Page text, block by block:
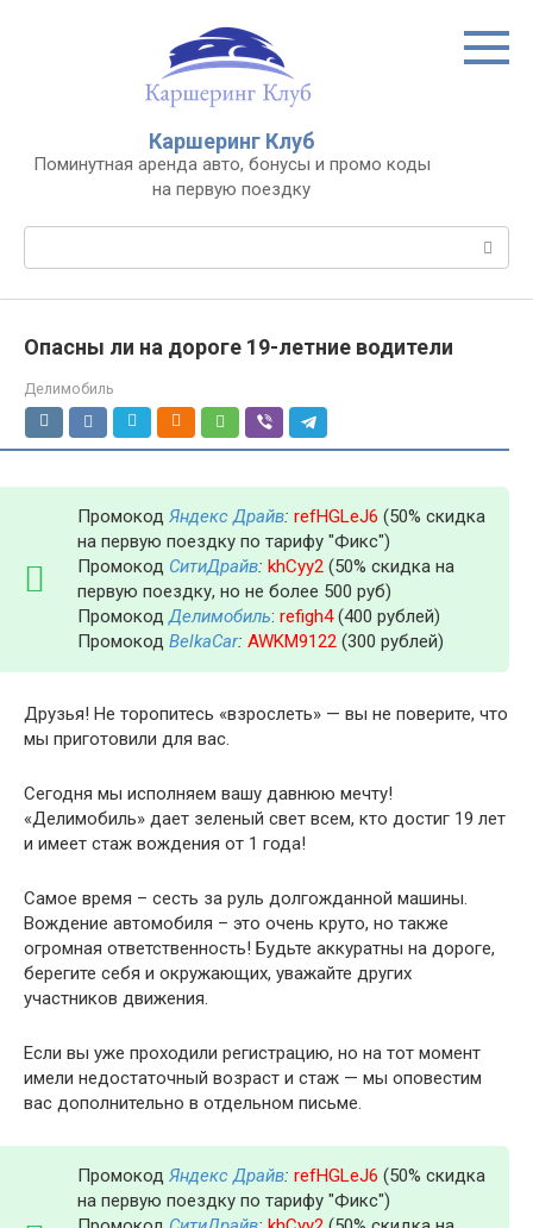
Каршеринг Клуб
Поминутная аренда авто, бонусы и промо коды
на первую поездку
Поиск:
Опасны ли на дороге 19-летние водители
Делимобиль
Промокод Яндекс Драйв: refHGLeJ6 (50% скидка
на первую поездку по тарифу "Фикс")
Промокод СитиДрайв: khCyy2 (50% скидка на
первую поездку, но не более 500 руб)
ПромокодДелимобиль: refigh4(400 рублей)
Промокод BelkaCar: AWKM9122 (300 рублей)
Друзья! Не торопитесь «взрослеть» — вы не поверите, что
мы приготовили для вас.
Сегодня мы исполняем вашу давнюю мечту!
«Делимобиль» дает зеленый свет всем, кто достиг 19 лет
и имеет стаж вождения от 1 года!
Самое время – сесть за руль долгожданной машины.
Вождение автомобиля – это очень круто, но также
огромная ответственность! Будьте аккуратны на дороге,
берегите себя и окружающих, уважайте других
участников движения.
Если вы уже проходили регистрацию, но на тот момент
имели недостаточный возраст и стаж — мы оповестим
вас дополнительно в отдельном письме.
Промокод Яндекс Драйв: refHGLeJ6 (50% скидка
на первую поездку по тарифу "Фикс")